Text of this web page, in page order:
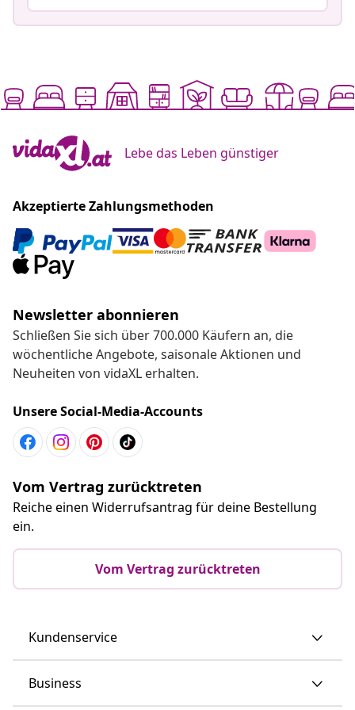
Lebe das Leben günstiger
Akzeptierte Zahlungsmethoden
Newsletter abonnieren
Schließen Sie sich über 700.000 Käufern an, die
wöchentliche Angebote, saisonale Aktionen und
Neuheiten von vidaXL erhalten.
Unsere Social-Media-Accounts
Vom Vertrag zurücktreten
Reiche einen Widerrufsantrag für deine Bestellung
ein.
Vom Vertrag zurücktreten
Kundenservice
Business